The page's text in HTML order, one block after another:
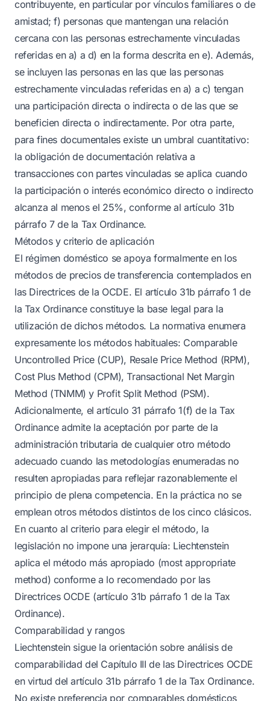
contribuyente, en particular por vínculos familiares o de
amistad; f) personas que mantengan una relación
cercana con las personas estrechamente vinculadas
referidas en a) a d) en la forma descrita en e). Además,
se incluyen las personas en las que las personas
estrechamente vinculadas referidas en a) a c) tengan
una participación directa o indirecta o de las que se
beneficien directa o indirectamente. Por otra parte,
para fines documentales existe un umbral cuantitativo:
la obligación de documentación relativa a
transacciones con partes vinculadas se aplica cuando
la participación o interés económico directo o indirecto
alcanza al menos el 25%, conforme al artículo 31b
párrafo 7 de la Tax Ordinance.
Métodos y criterio de aplicación
El régimen doméstico se apoya formalmente en los
métodos de precios de transferencia contemplados en
las Directrices de la OCDE. El artículo 31b párrafo 1 de
la Tax Ordinance constituye la base legal para la
utilización de dichos métodos. La normativa enumera
expresamente los métodos habituales: Comparable
Uncontrolled Price (CUP), Resale Price Method (RPM),
Cost Plus Method (CPM), Transactional Net Margin
Method (TNMM) y Profit Split Method (PSM).
Adicionalmente, el artículo 31 párrafo 1(f) de la Tax
Ordinance admite la aceptación por parte de la
administración tributaria de cualquier otro método
adecuado cuando las metodologías enumeradas no
resulten apropiadas para reflejar razonablemente el
principio de plena competencia. En la práctica no se
emplean otros métodos distintos de los cinco clásicos.
En cuanto al criterio para elegir el método, la
legislación no impone una jerarquía: Liechtenstein
aplica el método más apropiado (most appropriate
method) conforme a lo recomendado por las
Directrices OCDE (artículo 31b párrafo 1 de la Tax
Ordinance).
Comparabilidad y rangos
Liechtenstein sigue la orientación sobre análisis de
comparabilidad del Capítulo III de las Directrices OCDE
en virtud del artículo 31b párrafo 1 de la Tax Ordinance.
No existe preferencia por comparables domésticos